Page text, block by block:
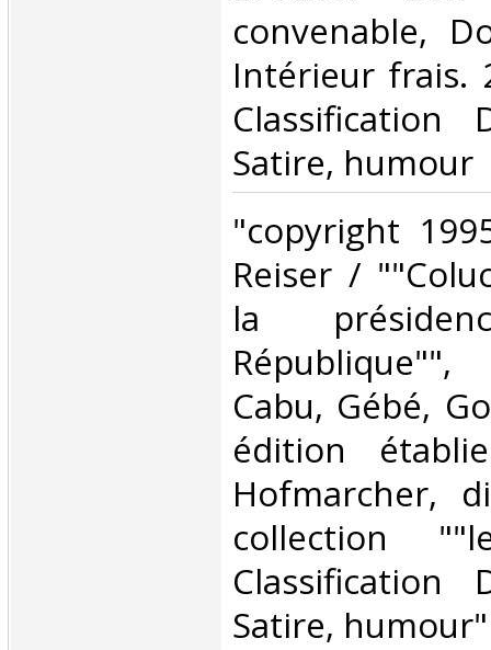
convenable,
Intérieur frais.
Classification
Satire, humour‎
‎"copyright
Reiser /
la
Cabu, Gébé,
édition
Hofmarcher,
collection
Classification
Satire, humour"‎